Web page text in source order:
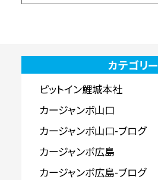
カテゴリー
ピットイン鯉城本社
カージャンボ山口
カージャンボ山口-ブログ
カージャンボ広島
カージャンボ広島-ブログ